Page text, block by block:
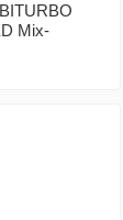
Mix-